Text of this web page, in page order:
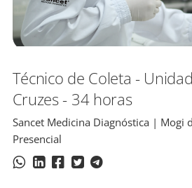
Técnico de Coleta -
Cruzes - 34 horas
Sancet Medicina Diagnóstica | Mogi
Presencial